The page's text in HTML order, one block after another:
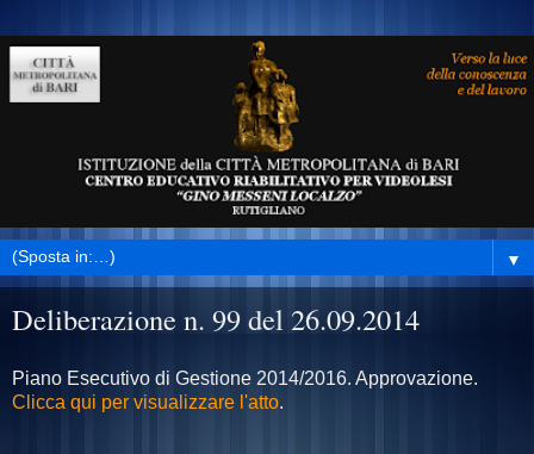
▼
Deliberazione n. 99 del 26.09.2014
Piano Esecutivo di Gestione 2014/2016. Approvazione.
Clicca qui per visualizzare l'atto.